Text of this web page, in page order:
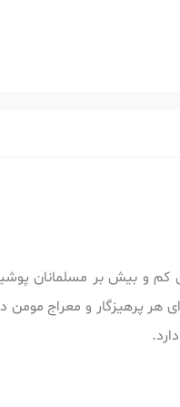
کم و بیش بر مسلمانان
هر پرهیزگار و معراج مومن